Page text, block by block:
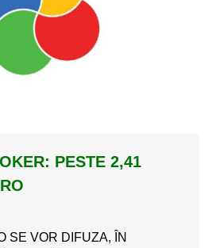
PESTE 2,41
SE VOR DIFUZA, ÎN